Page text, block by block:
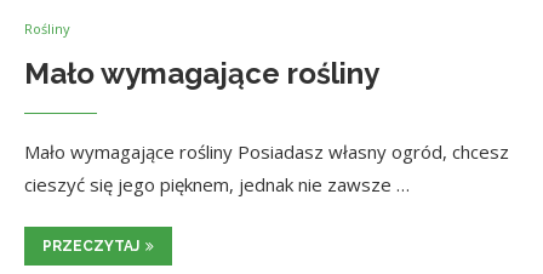
Rośliny
Mało wymagające rośliny
Mało wymagające rośliny Posiadasz własny ogród, chcesz
cieszyć się jego pięknem, jednak nie zawsze …
PRZECZYTAJ